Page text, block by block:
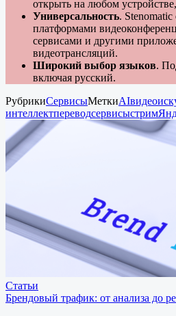
открыть на любом
Универсальность.
платформами
сервисами и другими
видеотрансляций.
Широкий выбор языков.
включая русский.
РубрикиСервисыМеткиAIвидео
интеллектпереводсервисыстрим
Статьи
Брендовый трафик: от анализа до